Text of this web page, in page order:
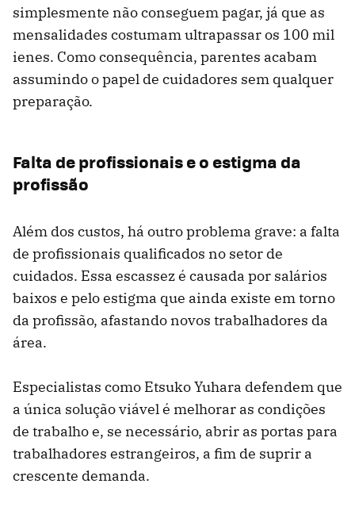
simplesmente não conseguem pagar, já que as
mensalidades costumam ultrapassar os 100 mil
ienes. Como consequência, parentes acabam
assumindo o papel de cuidadores sem qualquer
preparação.
Falta de profissionais e o estigma da
profissão
Além dos custos, há outro problema grave: a falta
de profissionais qualificados no setor de
cuidados. Essa escassez é causada por salários
baixos e pelo estigma que ainda existe em torno
da profissão, afastando novos trabalhadores da
área.
Especialistas como Etsuko Yuhara defendem que
a única solução viável é melhorar as condições
de trabalho e, se necessário, abrir as portas para
trabalhadores estrangeiros, a fim de suprir a
crescente demanda.